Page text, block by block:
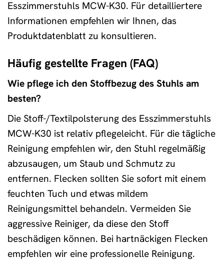
Esszimmerstuhls MCW-K30. Für detailliertere
Informationen empfehlen wir Ihnen, das
Produktdatenblatt zu konsultieren.
Häufig gestellte Fragen (FAQ)
Wie pflege ich den Stoffbezug des Stuhls am
besten?
Die Stoff-/Textilpolsterung des Esszimmerstuhls
MCW-K30 ist relativ pflegeleicht. Für die tägliche
Reinigung empfehlen wir, den Stuhl regelmäßig
abzusaugen, um Staub und Schmutz zu
entfernen. Flecken sollten Sie sofort mit einem
feuchten Tuch und etwas mildem
Reinigungsmittel behandeln. Vermeiden Sie
aggressive Reiniger, da diese den Stoff
beschädigen können. Bei hartnäckigen Flecken
empfehlen wir eine professionelle Reinigung.